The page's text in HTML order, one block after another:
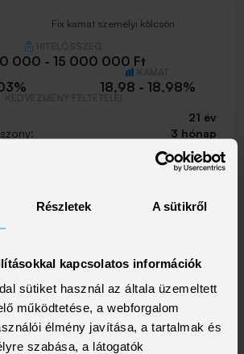
Részletek A sütikről
kapcsolatos információk
sütiket használ az általa üzemeltett
működtetése, a webforgalom
élmény javítása, a tartalmak és
szabása, a látogatók
Fix kamat személyi kölcsön
000 - 15 000 000 Ft
18,98 - 18,98%
21 év
3 hónap
214 662 Ft
Fix kamat személyi kölcsön - Aktiv kedvezmény
HITELÖSSZEG
000 - 15 000 000 Ft
KAMAT
16,98 - 16,98%
KEDVEZMÉNY FELTÉTELEI